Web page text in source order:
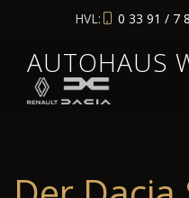
HVL: 0 33 91 / 7
AUTOHAUS